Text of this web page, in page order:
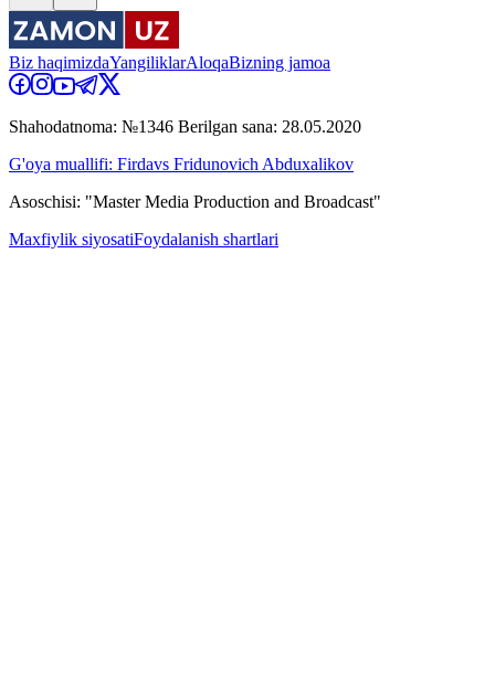
Biz haqimizdaYangiliklarAloqaBizning jamoa
Shahodatnoma: №1346 Berilgan sana: 28.05.2020
G'oya muallifi: Firdavs Fridunovich Abduxalikov
Asoschisi: "Master Media Production and Broadcast"
Maxfiylik siyosatiFoydalanish shartlari